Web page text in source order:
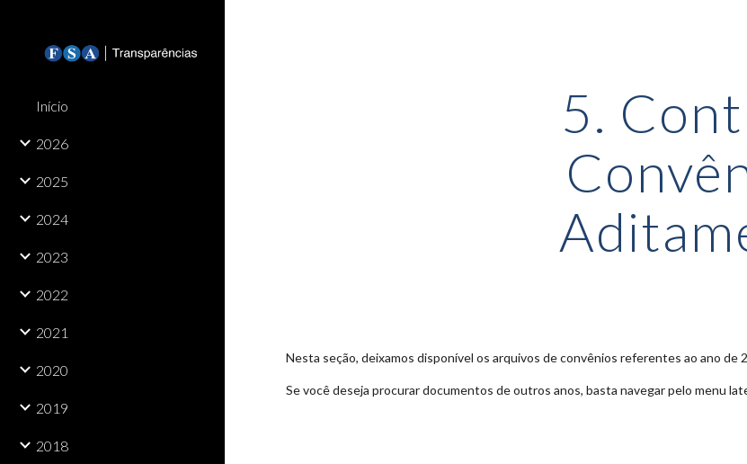
Início
2026
2025
2024
2023
2022
2021
2020
2019
2018
5.
Nesta seção, deixamos disponível os arquivos de convênios referentes ao ano de
Se você deseja procurar documentos de outros anos, basta navegar pelo menu